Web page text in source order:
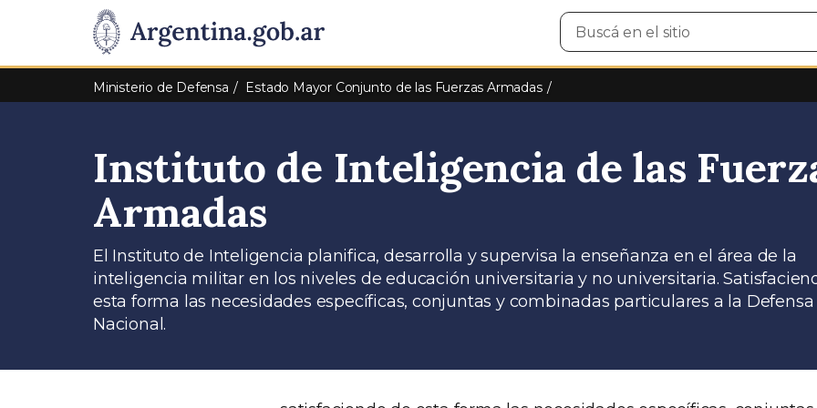
Presidencia
de
Pasar al contenido principal
Buscar
en
Ministerio de Defensa Estado Mayor Conjunto de las Fuerzas Armadas
Instituto de Inteligencia de las
Armadas
El Instituto de Inteligencia planifica, desarrolla y supervisa la enseñanza en el área de la
inteligencia militar en los niveles de educación universitaria y no universitaria.
esta forma las necesidades específicas, conjuntas y combinadas particulares a la Defensa
Nacional.